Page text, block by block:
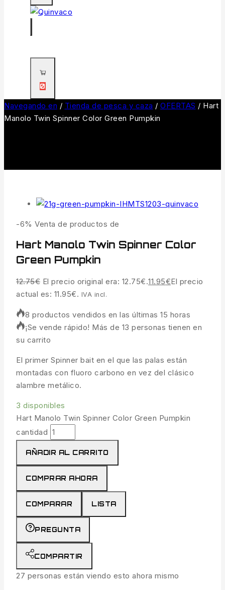
0
Navegando en / Tienda de pesca y caza / OFERTAS / Hart
Manolo Twin Spinner Color Green Pumpkin
-6% Venta de productos de
Hart Manolo Twin Spinner Color
Green Pumpkin
12.75€ El precio original era: 12.75€.11.95€El precio
actual es: 11.95€. IVA incl.
8 productos vendidos en las últimas 15 horas
¡Se vende rápido! Más de 13 personas tienen en
su carrito
El primer Spinner bait en el que las palas están
montadas con fluoro carbono en vez del clásico
alambre metálico.
3 disponibles
Hart Manolo Twin Spinner Color Green Pumpkin
cantidad
AÑADIR AL CARRITO
COMPRAR AHORA
COMPARAR LISTA
PREGUNTA
COMPARTIR
27 personas están viendo esto ahora mismo